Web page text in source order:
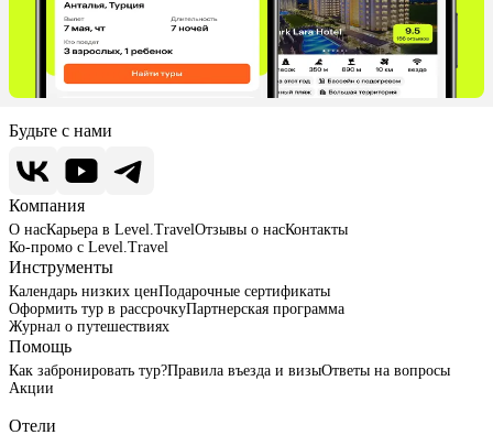
Будьте с нами
Компания
О насКарьера в Level.TravelОтзывы о насКонтакты
Ко-промо с Level.Travel
Инструменты
Календарь низких ценПодарочные сертификаты
Оформить тур в рассрочкуПартнерская программа
Журнал о путешествиях
Помощь
Как забронировать тур?Правила въезда и визыОтветы на вопросы
Акции
Отели